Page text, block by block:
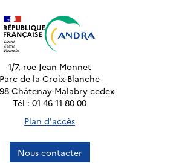
1/7, rue Jean Monnet
Parc de la Croix-Blanche
Châtenay-Malabry cedex
Tél : 01 46 11 80 00
Plan d'accès
Nous contacter